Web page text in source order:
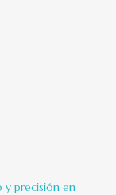
y precisión en